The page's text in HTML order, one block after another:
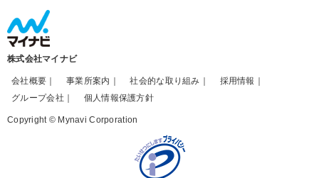
株式会社マイナビ
会社概要 事業所案内 社会的な取り組み
採用情報
グループ会社
個人情報保護方針
Copyright © Mynavi Corporation